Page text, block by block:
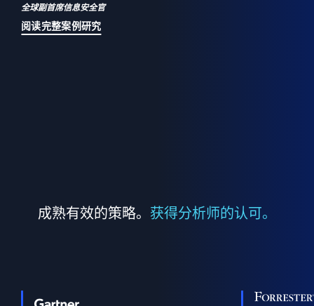
全球副首席信息安全官
阅读完整案例研究
成熟有效的策略。 获得分析师的认可。